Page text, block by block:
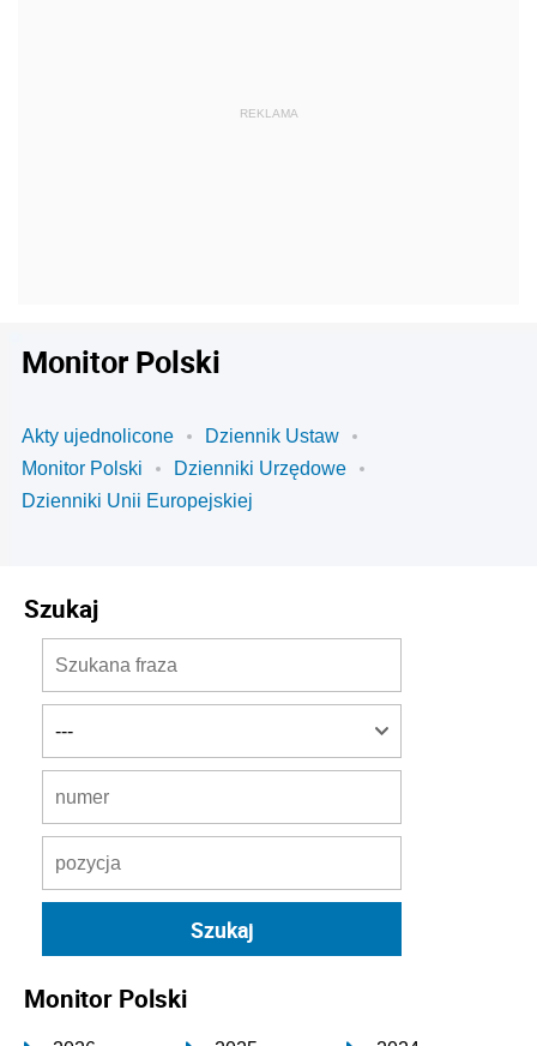
Monitor Polski
Akty ujednolicone
Dziennik Ustaw
Monitor Polski
Dzienniki Urzędowe
Dzienniki Unii Europejskiej
Szukaj
Monitor Polski